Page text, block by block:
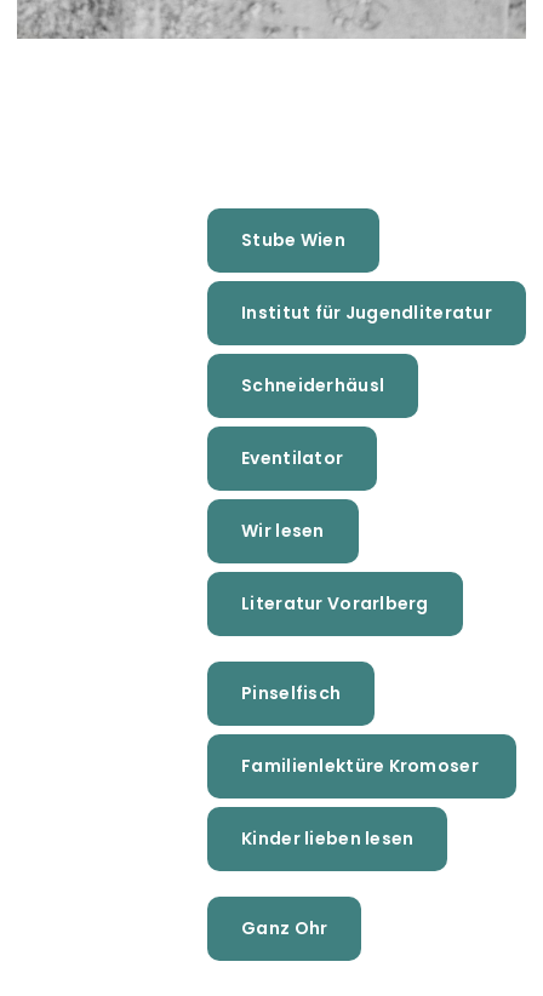
Stube Wien
Institut für Jugendliteratur
Schneiderhäusl
Eventilator
Wir lesen
Literatur Vorarlberg
Pinselfisch
Familienlektüre Kromoser
Kinder lieben lesen
Ganz Ohr